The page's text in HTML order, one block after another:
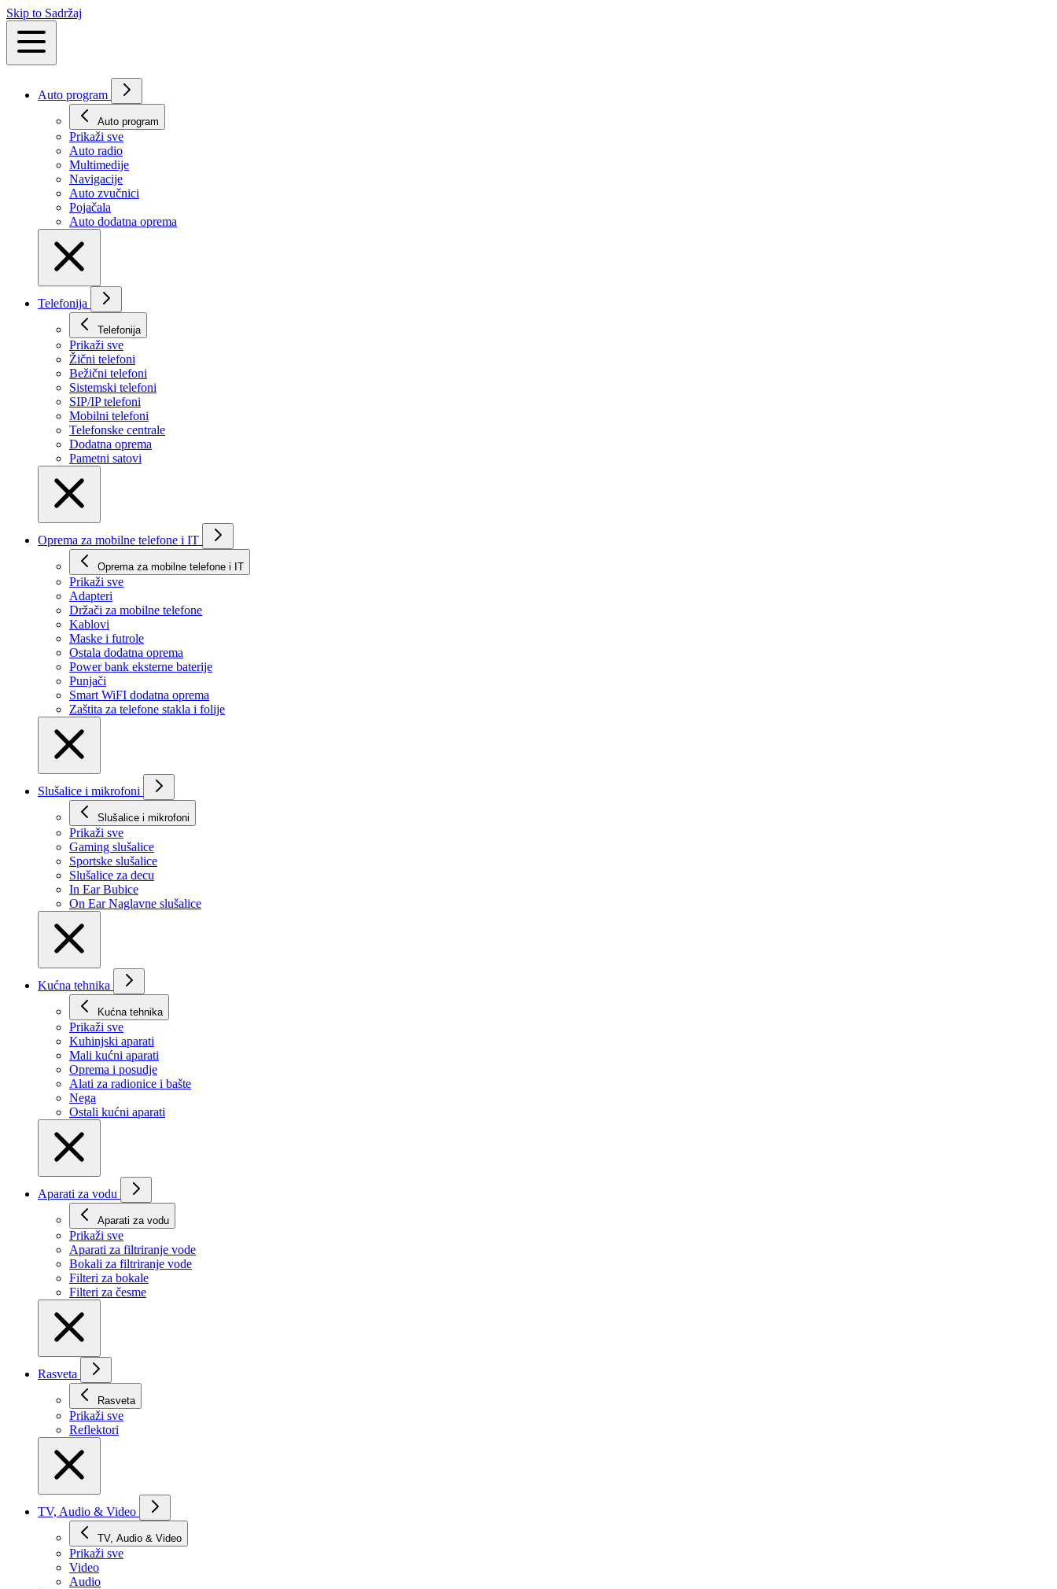
Skip to Sadržaj
Auto program
Auto program
Prikaži svе
Auto radio
Multimedije
Navigacije
Auto zvučnici
Pojačala
Auto dodatna oprema
Telefonija
Telefonija
Prikaži svе
Žični telefoni
Bežični telefoni
Sistemski telefoni
SIP/IP telefoni
Mobilni telefoni
Telefonske centrale
Dodatna oprema
Pametni satovi
Oprema za mobilne telefone i IT
Oprema za mobilne telefone i IT
Prikaži svе
Adapteri
Držači za mobilne telefone
Kablovi
Maske i futrole
Ostala dodatna oprema
Power bank eksterne baterije
Punjači
Smart WiFI dodatna oprema
Zaštita za telefone stakla i folije
Slušalice i mikrofoni
Slušalice i mikrofoni
Prikaži svе
Gaming slušalice
Sportske slušalice
Slušalice za decu
In Ear Bubice
On Ear Naglavne slušalice
Kućna tehnika
Kućna tehnika
Prikaži svе
Kuhinjski aparati
Mali kućni aparati
Oprema i posudje
Alati za radionice i bašte
Nega
Ostali kućni aparati
Aparati za vodu
Aparati za vodu
Prikaži svе
Aparati za filtriranje vode
Bokali za filtriranje vode
Filteri za bokale
Filteri za česme
Rasveta
Rasveta
Prikaži svе
Reflektori
TV, Audio & Video
TV, Audio & Video
Prikaži svе
Video
Audio